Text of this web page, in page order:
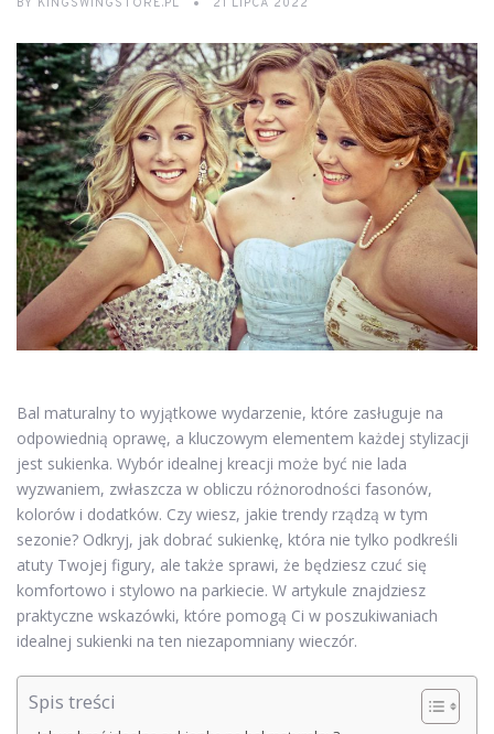
BY KINGSWINGSTORE.PL 21 LIPCA 2022
Bal maturalny to wyjątkowe wydarzenie, które zasługuje na
odpowiednią oprawę, a kluczowym elementem każdej stylizacji
jest sukienka. Wybór idealnej kreacji może być nie lada
wyzwaniem, zwłaszcza w obliczu różnorodności fasonów,
kolorów i dodatków. Czy wiesz, jakie trendy rządzą w tym
sezonie? Odkryj, jak dobrać sukienkę, która nie tylko podkreśli
atuty Twojej figury, ale także sprawi, że będziesz czuć się
komfortowo i stylowo na parkiecie. W artykule znajdziesz
praktyczne wskazówki, które pomogą Ci w poszukiwaniach
idealnej sukienki na ten niezapomniany wieczór.
Spis treści